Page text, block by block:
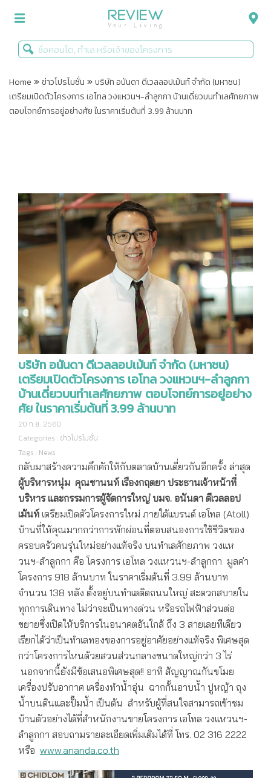
รีวิวคอนโด
รีวิวบ้าน
ข่าวโปรโมชั่น
Home »ข่าวโปรโมชั่น »บริษัท อนันดา ดีเวลลอปเม้นท์ จำกัด (มหาชน)
เตรียมเปิดตัวโครงการ เอโทล วงแหวนฯ-ลำลูกกา บ้านเดี่ยวบนทำเลศักยภาพ
ตอบโจทย์การอยู่อย่างศัย ในราคาเริ่มต้นที่ 3.99 ล้านบาท
บริษัท อนันดา ดีเวลลอปเม้นท์ จำกัด (มหาชน)
เตรียมเปิดตัวโครงการ เอโทล วงแหวนฯ-ลำลูกกา
บ้านเดี่ยวบนทำเลศักยภาพ ตอบโจทย์การอยู่อย่าง
ศัย ในราคาเริ่มต้นที่ 3.99 ล้านบาท
20 ก.ย. 2560
Categories : ข่าวโปรโมชั่น
Tags : News
กลับมาสร้างความคึกคักให้กับตลาดบ้านเดี่ยวกันอีกครั้ง ล่าสุด
ผู้บริหารหนุ่ม คุณชานนท์ เรืองกฤตยา ประธานเจ้าหน้าที่
บริหาร และกรรมการผู้จัดการใหญ่ บมจ. อนันดา ดีเวลลอป
เม้นท์ เตรียมเปิดตัวโครงการใหม่ ภายใต้แบรนด์ เอโทล (Atoll)
บ้านที่ให้คุณมากกว่าการพักผ่อนที่ตอบสนองการใช้ชีวิตของ
ครอบครัวคนรุ่นใหม่อย่างแท้จริง บนทำเลศักยภาพ วงแห
วนฯ-ลำลูกกา คือ โครงการ เอโทล วงแหวนฯ-ลำลูกกา มูลค่า
โครงการ 918 ล้านบาท ในราคาเริ่มต้นที่ 3.99 ล้านบาท
จำนวน 138 หลัง ตั้งอยู่บนทำเลติดถนนใหญ่ สะดวกสบายใน
ทุกการเดินทาง ไม่ว่าจะเป็นทางด่วน หรือรถไฟฟ้าส่วนต่อ
ขยายซึ่งเปิดให้บริการในอนาคตอันใกล้ ถึง 3 สายเลยทีเดียว
เรียกได้ว่าเป็นทำเลทองของการอยู่อาศัยอย่างแท้จริง พิเศษสุด
กว่าโครงการไหนด้วยสวนส่วนกลางขนาดใหญ่กว่า 3 ไร่
นอกจากนี้ยังมีข้อเสนอพิเศษสุด!! อาทิ สัญญาณกันขโมย
เครื่องปรับอากาศ เครื่องทำน้ำอุ่น ฉากกั้นอาบน้ำ ปูหญ้า ถุง
น้ำบนดินและปั๊มน้ำ เป็นต้น สำหรับผู้ที่สนใจสามารถเข้าชม
บ้านตัวอย่างได้ที่สำหนักงานขายโครงการ เอโทล วงแหวนฯ-
ลำลูกกา สอบถามรายละเอียดเพิ่มเติมได้ที่ โทร. 02 316 2222
หรือ www.ananda.co.th